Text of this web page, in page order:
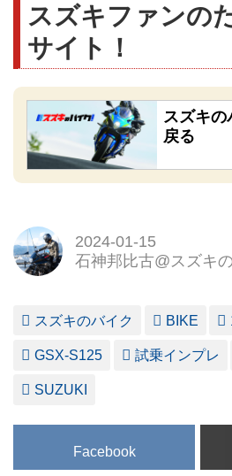
スズキファンの
サイト！
スズキの
戻る
2024-01-15
石神邦比古@スズキ
スズキのバイク BIKE
GSX-S125 試乗インプレ
SUZUKI
Facebook